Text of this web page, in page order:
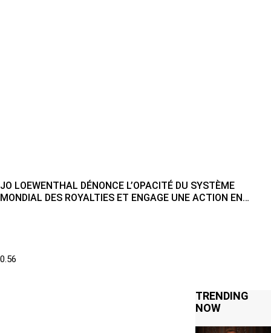
JO LOEWENTHAL DÉNONCE L’OPACITÉ DU SYSTÈME
MONDIAL DES ROYALTIES ET ENGAGE UNE ACTION EN
TRENDING
NOW